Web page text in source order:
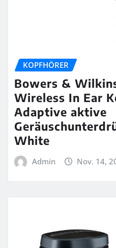
KOPFHÖRER
Bowers &
Wireless In Ear
Adaptive aktive
White
Admin Nov. 14,